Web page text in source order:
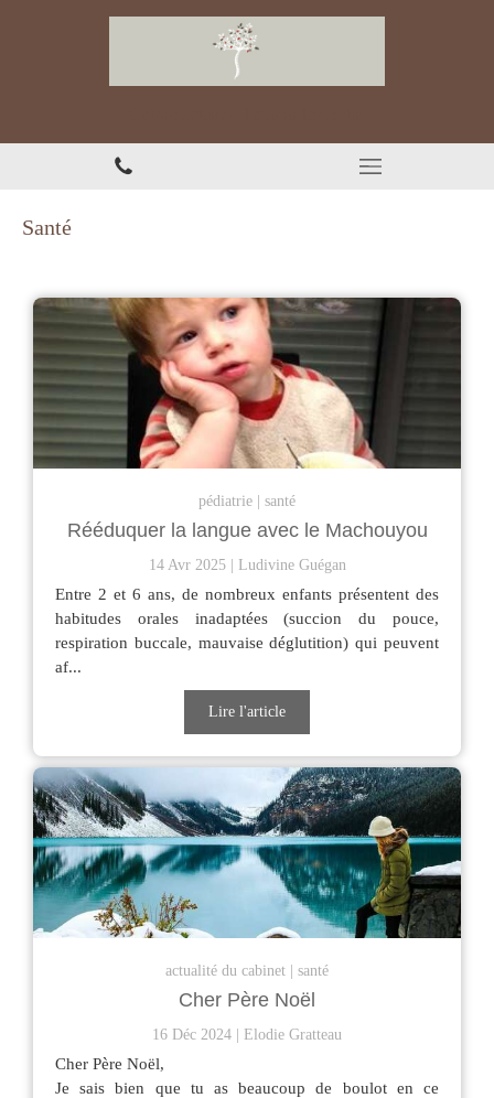
Santé
pédiatrie santé
Rééduquer la langue avec le Machouyou
14 Avr 2025 Ludivine Guégan
Entre 2 et 6 ans, de nombreux enfants présentent des
habitudes orales inadaptées (succion du pouce,
respiration buccale, mauvaise déglutition) qui peuvent
af...
Lire l'article
actualité du cabinet santé
Cher Père Noël
16 Déc 2024 Elodie Gratteau
Cher Père Noël,
Je sais bien que tu as beaucoup de boulot en ce